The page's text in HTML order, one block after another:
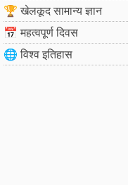
🏆 खेलकूद सामान्य ज्ञान
📅 महत्वपूर्ण दिवस
🌐 विश्व इतिहास